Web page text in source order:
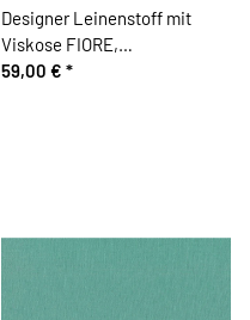
Designer Leinenstoff mit
Viskose FIORE,
Stiefmütterchen, helllila-
59,00 € *